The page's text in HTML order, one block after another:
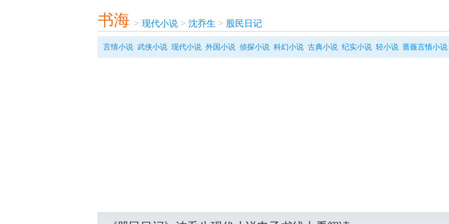
书海 > 现代小说> 沈乔生 > 股民日记
言情小说 武侠小说 现代小说 外国小说 侦探小说 科幻小说 古典小说 纪实小说 轻小说 蔷薇言情小说